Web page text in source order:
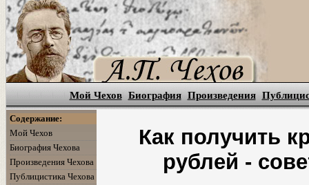
Мой Чехов Биография Произведения
Содержание:
Мой Чехов
Биография Чехова
Произведения Чехова
Публицистика Чехова
Как получить
рублей -